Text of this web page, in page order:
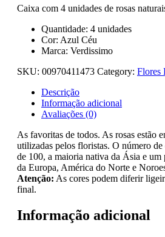
Caixa com 4 unidades de rosas
Quantidade: 4 unidades
Cor: Azul Céu
Marca: Verdissimo
SKU: 00970411473 Category: Flores
Descrição
Informação adicional
Avaliações (0)
As favoritas de todos. As rosas estão
utilizadas pelos floristas. O número
de 100, a maioria nativa da Ásia e
da Europa, América do Norte e
Atenção: As cores podem diferir
final.
Informação adicional